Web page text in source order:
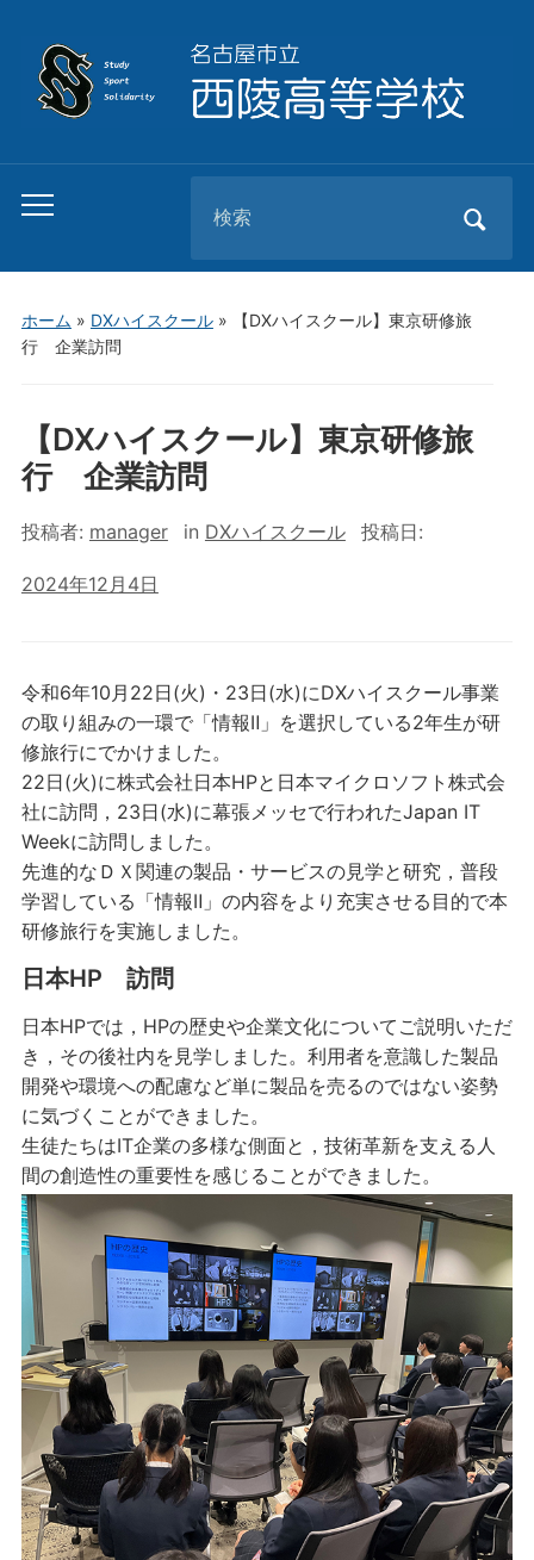
Toggle
menu
for:
ホーム » DXハイスクール»
【DXハイスクール】東京研修旅
行 企業訪問
【DXハイスクール】東京研修旅
行 企業訪問
投稿者: manager in DXハイスクール 投稿日:
2024年12月4日
令和6年10月22日(火)・23日(水)にDXハイスクール事業
の取り組みの一環で「情報Ⅱ」を選択している2年生が研
修旅行にでかけました。
22日(火)に株式会社日本HPと日本マイクロソフト株式会
社に訪問，23日(水)に幕張メッセで行われたJapan IT
Weekに訪問しました。
先進的なＤＸ関連の製品・サービスの見学と研究，普段
学習している「情報Ⅱ」の内容をより充実させる目的で本
研修旅行を実施しました。
日本HP 訪問
日本HPでは，HPの歴史や企業文化についてご説明いただ
き，その後社内を見学しました。利用者を意識した製品
開発や環境への配慮など単に製品を売るのではない姿勢
に気づくことができました。
生徒たちはIT企業の多様な側面と，技術革新を支える人
間の創造性の重要性を感じることができました。